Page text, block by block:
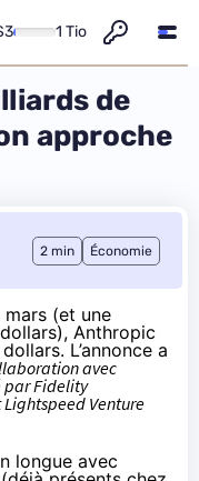
1 Tio
de
approche
2 min Économie
(et une
Anthropic
L’annonce a
avec
par Fidelity
Venture
longue avec